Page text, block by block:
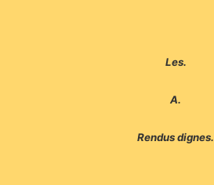
Les.
A.
Rendus dignes.